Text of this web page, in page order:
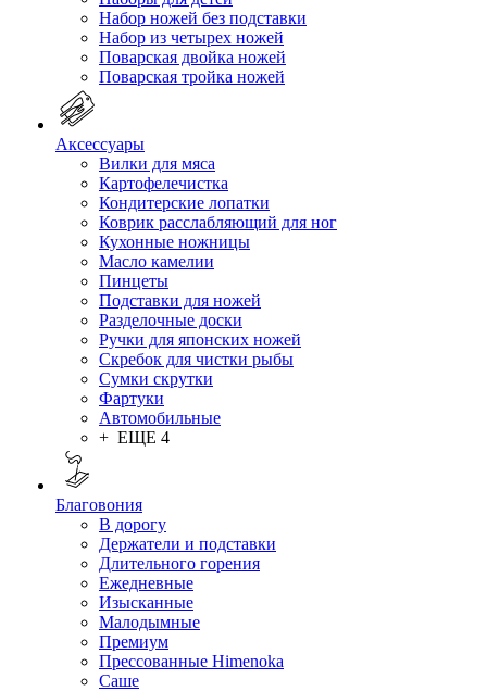
Набор ножей без подставки
Набор из четырех ножей
Поварская двойка ножей
Поварская тройка ножей
Аксессуары
Вилки для мяса
Картофелечистка
Кондитерские лопатки
Коврик расслабляющий для ног
Кухонные ножницы
Масло камелии
Пинцеты
Подставки для ножей
Разделочные доски
Ручки для японских ножей
Скребок для чистки рыбы
Сумки скрутки
Фартуки
Автомобильные
+ ЕЩЕ 4
Благовония
В дорогу
Держатели и подставки
Длительного горения
Ежедневные
Изысканные
Малодымные
Премиум
Прессованные Himenoka
Саше